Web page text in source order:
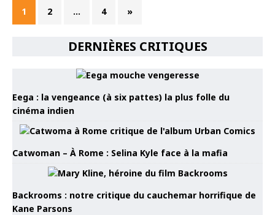
1 2 … 4 »
DERNIÈRES CRITIQUES
Eega : la vengeance (à six pattes) la plus folle du
cinéma indien
Catwoman – À Rome : Selina Kyle face à la mafia
Backrooms : notre critique du cauchemar horrifique de
Kane Parsons